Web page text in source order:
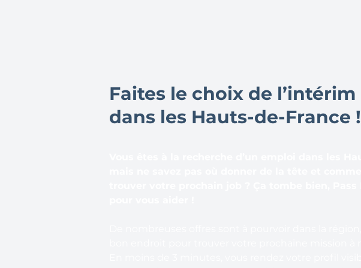
Faites le choix de l’intérim
dans les Hauts-de-France !